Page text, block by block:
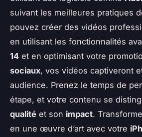
suivant les meilleures pratiques
pouvez créer des vidéos
en utilisant les fonctionnalités
14 et en optimisant votre
sociaux, vos vidéos captiveront
audience. Prenez le temps de
étape, et votre contenu se
qualité et son impact.
en une œuvre d’art avec votre